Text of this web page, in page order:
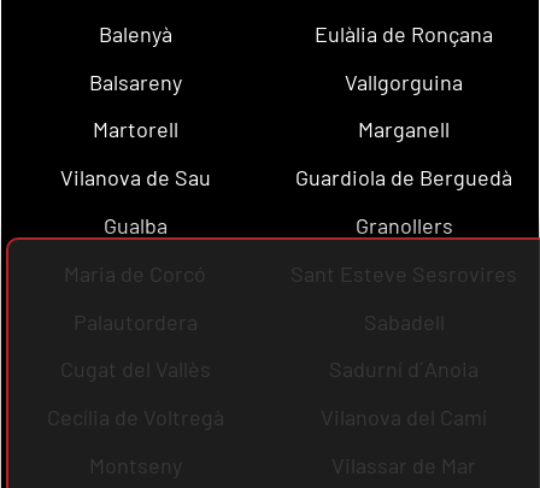
Balenyà
Eulàlia de Ronçana
Balsareny
Vallgorguina
Martorell
Marganell
Vilanova de Sau
Guardiola de Berguedà
Gualba
Granollers
Maria de Corcó
Sant Esteve Sesrovires
Palautordera
Sabadell
Cugat del Vallès
Sadurní d´Anoia
Cecília de Voltregà
Vilanova del Camí
Montseny
Vilassar de Mar